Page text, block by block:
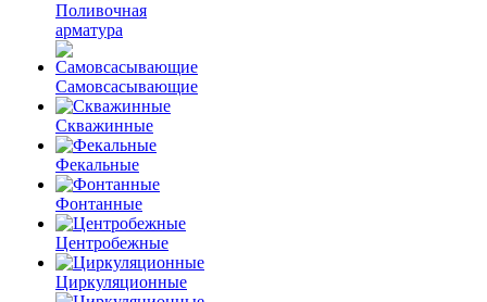
Поливочная
арматура
Самовсасывающие
Скважинные
Фекальные
Фонтанные
Центробежные
Циркуляционные